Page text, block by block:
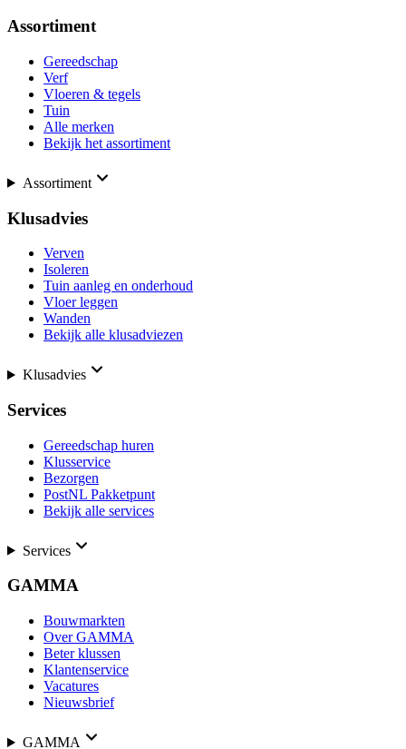
Assortiment
Gereedschap
Verf
Vloeren & tegels
Tuin
Alle merken
Bekijk het assortiment
Assortiment
Klusadvies
Verven
Isoleren
Tuin aanleg en onderhoud
Vloer leggen
Wanden
Bekijk alle klusadviezen
Klusadvies
Services
Gereedschap huren
Klusservice
Bezorgen
PostNL Pakketpunt
Bekijk alle services
Services
GAMMA
Bouwmarkten
Over GAMMA
Beter klussen
Klantenservice
Vacatures
Nieuwsbrief
GAMMA